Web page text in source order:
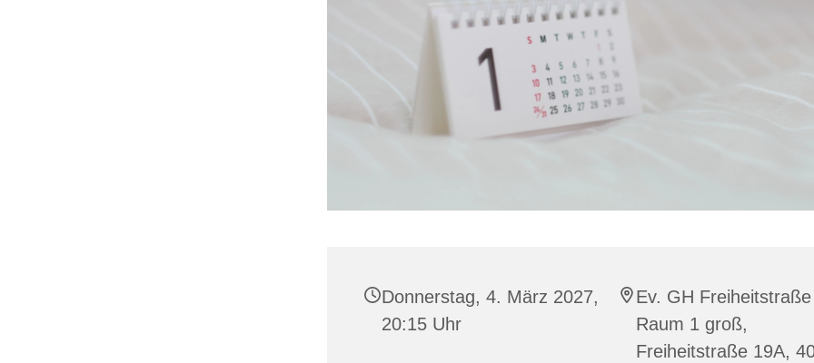
Donnerstag, 4. März 2027,
20:15 Uhr
Ev. GH Freiheitstraße
Raum 1 groß,
Freiheitstraße 19A,